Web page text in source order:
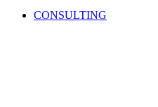
CONSULTING